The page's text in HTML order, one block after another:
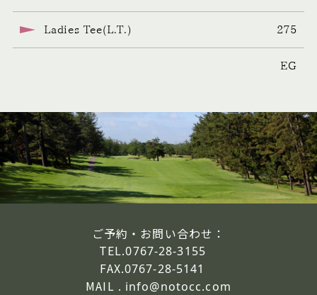
Ladies Tee(L.T.) 275
EG
ご予約・お問い合わせ：
TEL.0767-28-3155
FAX.0767-28-5141
MAIL . info@notocc.com